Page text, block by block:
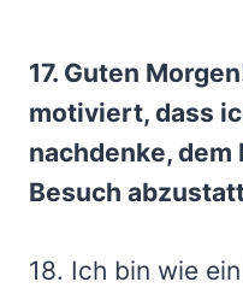
17. Guten
motiviert, dass
nachdenke,
Besuch
18. Ich bin wie